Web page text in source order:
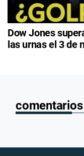
Dow Jones
las urnas el 3 de
comentarios